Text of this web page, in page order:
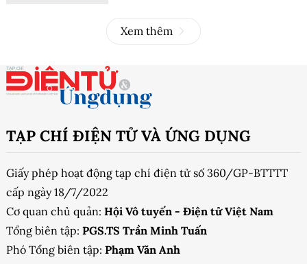
Xem thêm
TẠP CHÍ ĐIỆN TỬ VÀ ỨNG DỤNG
Giấy phép hoạt động tạp chí điện tử số 360/GP-BTTTT
cấp ngày 18/7/2022
Cơ quan chủ quản: Hội Vô tuyến - Điện tử Việt Nam
Tổng biên tập: PGS.TS Trần Minh Tuấn
Phó Tổng biên tập: Phạm Văn Anh